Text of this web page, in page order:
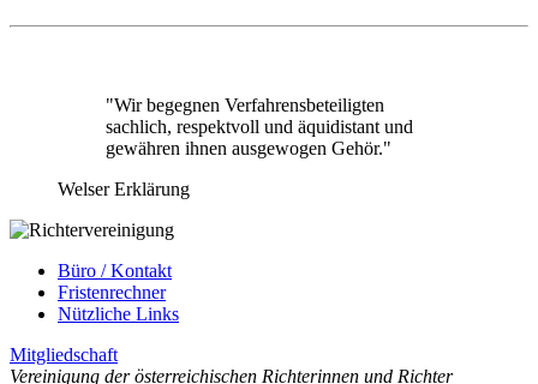
"Wir begegnen Verfahrensbeteiligten
sachlich, respektvoll und äquidistant und
gewähren ihnen ausgewogen Gehör."
Welser Erklärung
Büro / Kontakt
Fristenrechner
Nützliche Links
Mitgliedschaft
Vereinigung der österreichischen Richterinnen und Richter